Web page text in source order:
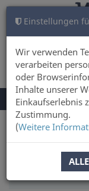
Einstellungen
Wir verwenden
verarbeiten
oder
Inhalte unserer
Einkaufserlebnis
Zustimmung.
(Weitere
NAVIGATION
UMSCHALTEN
Menü
Sie sind hier: